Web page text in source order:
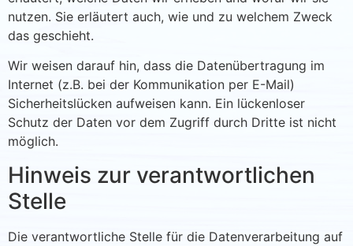
nutzen. Sie erläutert auch, wie und zu welchem Zweck
das geschieht.
Wir weisen darauf hin, dass die Datenübertragung im
Internet (z.B. bei der Kommunikation per E-Mail)
Sicherheitslücken aufweisen kann. Ein lückenloser
Schutz der Daten vor dem Zugriff durch Dritte ist nicht
möglich.
Hinweis zur verantwortlichen
Stelle
Die verantwortliche Stelle für die Datenverarbeitung auf